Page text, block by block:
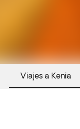
Viajes a Kenia